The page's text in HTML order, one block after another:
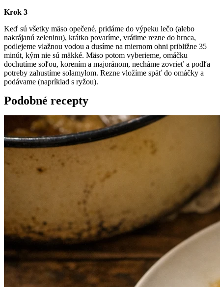
Krok 3
Keď sú všetky mäso opečené, pridáme do výpeku lečo (alebo
nakrájanú zeleninu), krátko povaríme, vrátime rezne do hrnca,
podlejeme vlažnou vodou a dusíme na miernom ohni približne 35
minút, kým nie sú mäkké. Mäso potom vyberieme, omáčku
dochutíme soľou, korením a majoránom, necháme zovrieť a podľa
potreby zahustíme solamylom. Rezne vložíme späť do omáčky a
podávame (napríklad s ryžou).
Podobné recepty